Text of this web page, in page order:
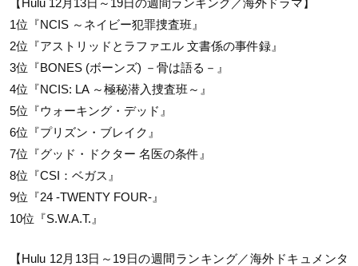
【Hulu 12月13日～19日の週間ランキング／海外ドラマ】
1位『NCIS ～ネイビー犯罪捜査班』
2位『アストリッドとラファエル 文書係の事件録』
3位『BONES (ボーンズ) －骨は語る－』
4位『NCIS: LA ～極秘潜入捜査班～』
5位『ウォーキング・デッド』
6位『プリズン・ブレイク』
7位『グッド・ドクター 名医の条件』
8位『CSI：ベガス』
9位『24 -TWENTY FOUR-』
10位『S.W.A.T.』
【Hulu 12月13日～19日の週間ランキング／海外ドキュメンタ